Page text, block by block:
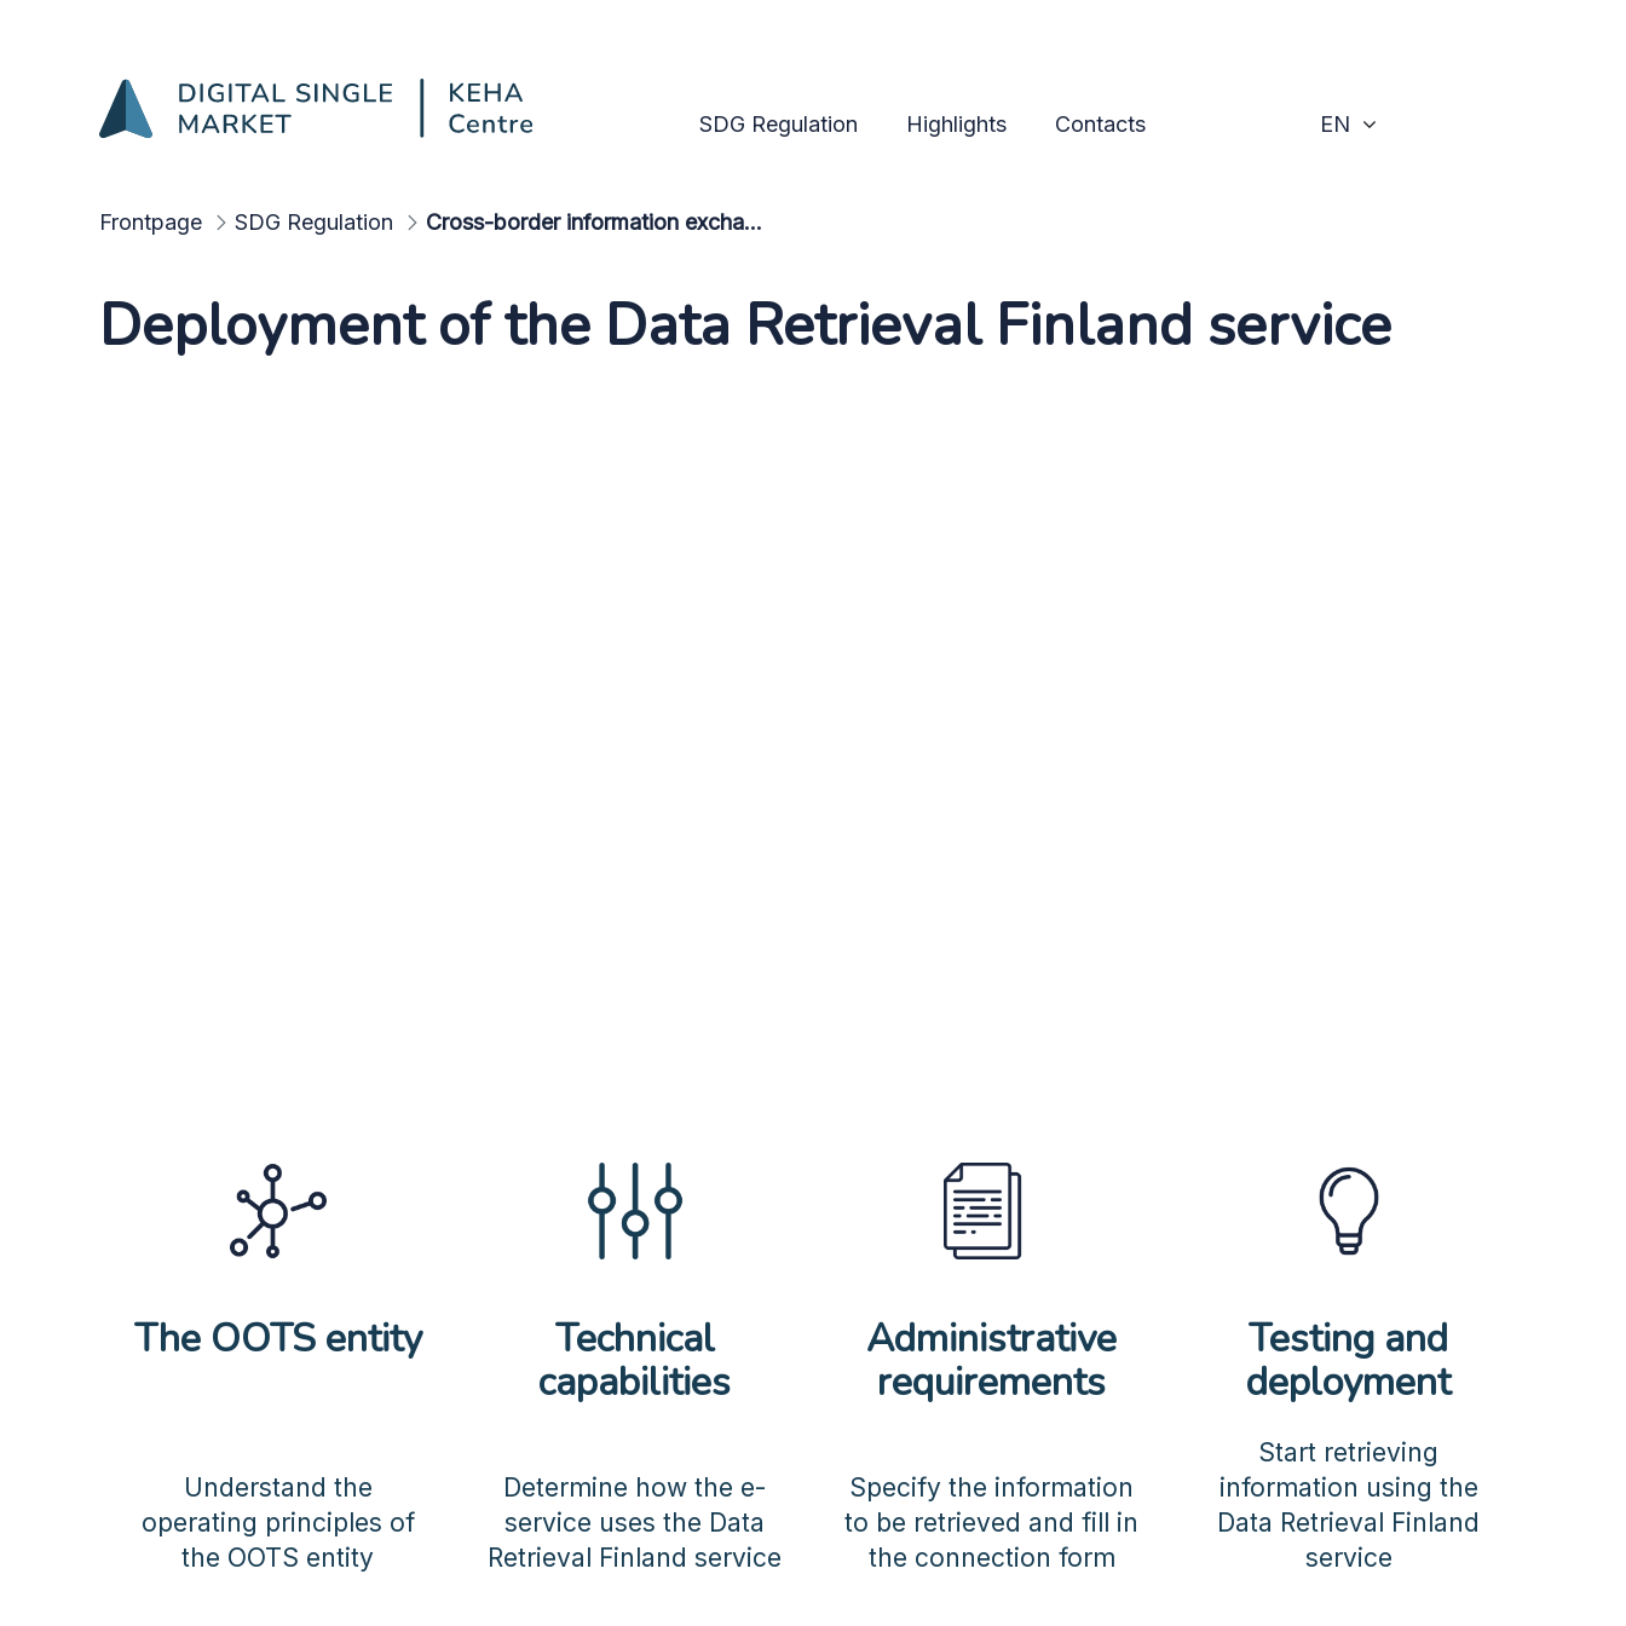
SDG Regulation Highlights Contacts EN
Frontpage SDG Regulation Cross-border information exchange
Deployment of the Data Retrieval Finland service
The OOTS entity
Understand the
operating principles of
the OOTS entity
Technical
capabilities
Determine how the e-
service uses the Data
Retrieval Finland service
Administrative
requirements
Specify the information
to be retrieved and fill in
the connection form
Testing and
deployment
Start retrieving
information using the
Data Retrieval Finland
service